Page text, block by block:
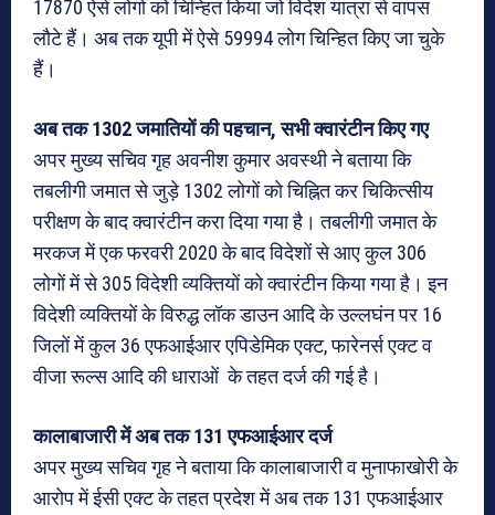
17870 ऐसे लोगों को चिन्हित किया जो विदेश यात्रा से वापस
लौटे हैं। अब तक यूपी में ऐसे 59994 लोग चिन्हित किए जा चुके
हैं।
अब तक 1302 जमातियों की पहचान, सभी क्वारंटीन किए गए
अपर मुख्य सचिव गृह अवनीश कुमार अवस्थी ने बताया कि
तबलीगी जमात से जुड़े 1302 लोगों को चिह्नित कर चिकित्सीय
परीक्षण के बाद क्वारंटीन करा दिया गया है। तबलीगी जमात के
मरकज में एक फरवरी 2020 के बाद विदेशों से आए कुल 306
लोगों में से 305 विदेशी व्यक्तियों को क्वारंटीन किया गया है। इन
विदेशी व्यक्तियों के विरुद्ध लॉक डाउन आदि के उल्लघंन पर 16
जिलों में कुल 36 एफआईआर एपिडेमिक एक्ट, फारेनर्स एक्ट व
वीजा रूल्स आदि की धाराओं के तहत दर्ज की गई है।
कालाबाजारी में अब तक 131 एफआईआर दर्ज
अपर मुख्य सचिव गृह ने बताया कि कालाबाजारी व मुनाफाखोरी के
आरोप में ईसी एक्ट के तहत प्रदेश में अब तक 131 एफआईआर